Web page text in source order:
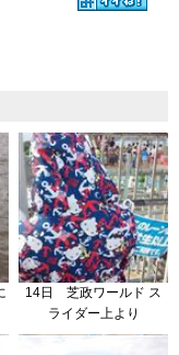
14日 芝政ワールド ス
ライダー上より